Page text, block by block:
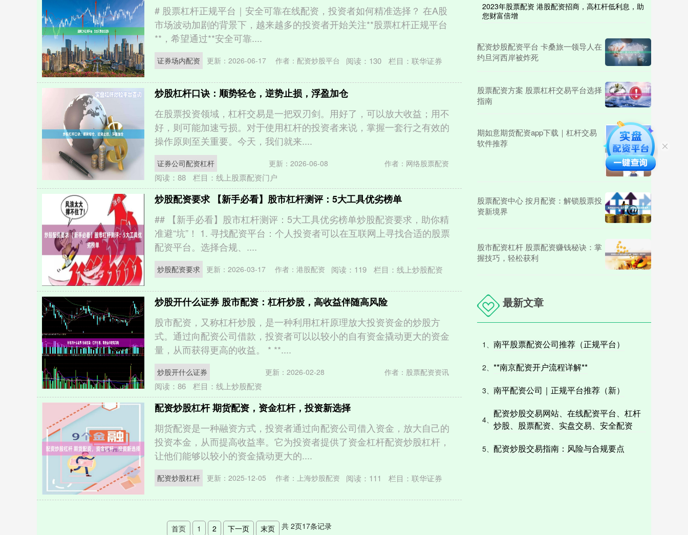
# 股票杠杆正规平台｜安全可靠在线配资，投资者如何精准选择？ 在A股
市场波动加剧的背景下，越来越多的投资者开始关注**股票杠杆正规平台
**，希望通过**安全可靠....
证券场内配资 更新：2026-06-17 作者：配资炒股平台 阅读： 130 栏目：联华证券
炒股杠杆口诀：顺势轻仓，逆势止损，浮盈加仓
在股票投资领域，杠杆交易是一把双刃剑。用好了，可以放大收益；用不
好，则可能加速亏损。对于使用杠杆的投资者来说，掌握一套行之有效的
操作原则至关重要。今天，我们就来....
证券公司配资杠杆 更新：2026-06-08 作者：网络股票配资
阅读： 88 栏目： 线上股票配资门户
炒股配资要求 【新手必看】股市杠杆测评：5大工具优劣榜单
## 【新手必看】股市杠杆测评：5大工具优劣榜单炒股配资要求，助你精
准避“坑”！ 1. 寻找配资平台：个人投资者可以在互联网上寻找合适的股票
配资平台。选择合规、....
炒股配资要求 更新：2026-03-17 作者：港股配资 阅读： 119 栏目： 线上炒股配资
炒股开什么证券 股市配资：杠杆炒股，高收益伴随高风险
股市配资，又称杠杆炒股，是一种利用杠杆原理放大投资资金的炒股方
式。通过向配资公司借款，投资者可以以较小的自有资金撬动更大的资金
量，从而获得更高的收益。 * **....
炒股开什么证券 更新：2026-02-28 作者：股票配资资讯
阅读： 86 栏目： 线上炒股配资
配资炒股杠杆 期货配资，资金杠杆，投资新选择
期货配资是一种融资方式，投资者通过向配资公司借入资金，放大自己的
投资本金，从而提高收益率。它为投资者提供了资金杠杆配资炒股杠杆，
让他们能够以较小的资金撬动更大的....
配资炒股杠杆 更新：2025-12-05 作者：上海炒股配资 阅读： 111 栏目：联华证券
首页 1 2 下一页 末页 共 2页17条记录
2023年股票配资 港股配资招商，高杠杆低利息，助
您财富倍增
配资炒股配资平台 卡桑旅一领导人在
约旦河西岸被炸死
股票配资方案 股票杠杆交易平台选择
指南
期如意期货配资app下载｜杠杆交易
软件推荐
股票配资中心 按月配资：解锁股票投
资新境界
股市配资杠杆 股票配资赚钱秘诀：掌
握技巧，轻松获利
最新文章
1、 南平股票配资公司推荐（正规平台）
2、 **南京配资开户流程详解**
3、 南平配资公司｜正规平台推荐（新）
4、
配资炒股交易网站、在线配资平台、杠杆
炒股、股票配资、实盘交易、安全配资
5、 配资炒股交易指南：风险与合规要点